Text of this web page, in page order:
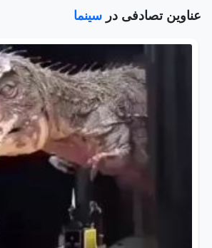
عناوین تصادفی در سینما